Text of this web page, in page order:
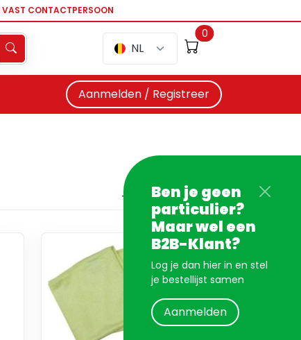
VAST CONTACTPERSOON
NL
0
Aanmelden / Registreer
Ben je geen
particulier?
Maar wel een
B2B-Klant?
Log je dan hier in en stel
je bestellijst samen
Aanmelden